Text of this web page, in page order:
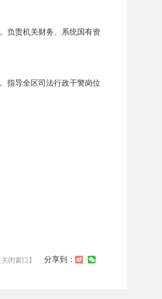
负责机关财务、系统国有资
指导全区司法行政干警岗位
关闭窗口】 分享到：